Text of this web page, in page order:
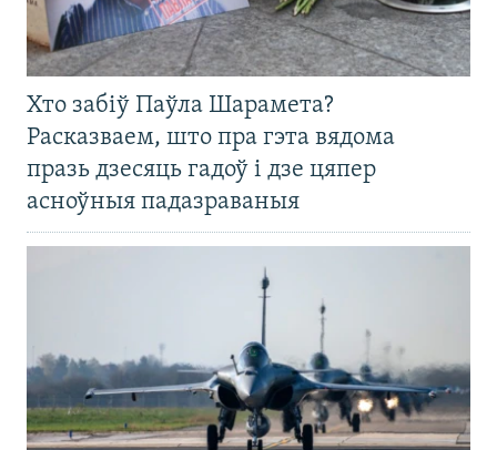
Хто забіў Паўла Шарамета?
Расказваем, што пра гэта вядома
празь дзесяць гадоў і дзе цяпер
асноўныя падазраваныя